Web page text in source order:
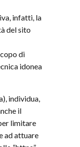
infatti, la
del sito
di
idonea
individua,
il
limitare
ad attuare